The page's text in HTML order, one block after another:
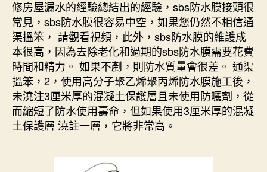
修房屋漏水的經驗總結出的經驗，sbs防水膜接頭很
常見，sbs防水膜很容易中空，如果您仍然不相信通
渠搵笨， 請觀看視頻，此外，sbs防水膜的維護成
本很高，因為去除老化和過期的sbs防水膜需要花費
時間和精力。 如果不剷，則防水質量會很差。 通渠
搵笨，2，使用高分子聚乙烯聚丙烯防水膜施工後，
未澆注3厘米厚的混凝土保護層且未使用防曬劑，從
而縮短了防水使用壽命，但如果使用3厘米厚的混凝
土保護層 澆註一層，它將非常高。